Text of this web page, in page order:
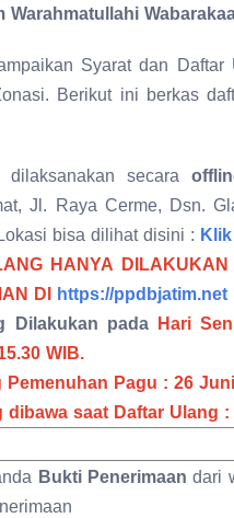
Warahmatullahi
Syarat dan
Berikut ini berkas
dilaksanakan secara
Jl. Raya Cerme, Dsn.
bisa dilihat disini :
HANYA
DI
https://ppdbjatim.net
Dilakukan pada
Hari
WIB.
Pemenuhan Pagu : 26
dibawa saat Daftar Ulang :
Bukti Penerimaan dari